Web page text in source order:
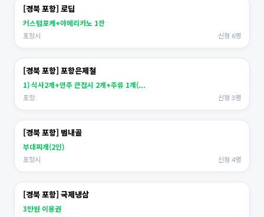
[경북 포항] 로딥
커스텀포케+아메리카노 1잔
포항시 신청 6명
[경북 포항] 포항은제철
1) 식사2개+안주 큰접시 2개+주류 1개(...
포항 신청 3명
[경북 포항] 범내골
부대찌개(2인)
포항시 신청 4명
[경북 포항] 국제냉삼
3만원 이용권